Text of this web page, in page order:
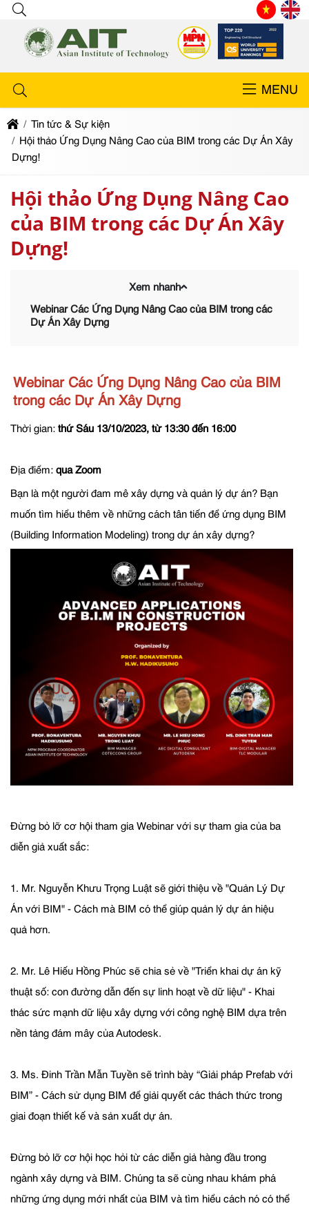
MENU
Tin tức & Sự kiện
Hội thảo Ứng Dụng Nâng Cao của BIM trong các Dự Án Xây
Dựng!
Hội thảo Ứng Dụng Nâng Cao
của BIM trong các Dự Án Xây
Dựng!
Xem nhanh
Webinar Các Ứng Dụng Nâng Cao của BIM trong các
Dự Án Xây Dựng
Webinar Các Ứng Dụng Nâng Cao của BIM
trong các Dự Án Xây Dựng
Thời gian: thứ Sáu 13/10/2023, từ 13:30 đến 16:00
Địa điểm: qua Zoom
Bạn là một người đam mê xây dựng và quản lý dự án? Bạn
muốn tìm hiểu thêm về những cách tân tiến để ứng dụng BIM
(Building Information Modeling) trong dự án xây dựng?
Đừng bỏ lỡ cơ hội tham gia Webinar với sự tham gia của ba
diễn giả xuất sắc:
1. Mr. Nguyễn Khưu Trọng Luật sẽ giới thiệu về "Quản Lý Dự
Án với BIM" - Cách mà BIM có thể giúp quản lý dự án hiệu
quả hơn.
2. Mr. Lê Hiếu Hồng Phúc sẽ chia sẻ về "Triển khai dự án kỹ
thuật số: con đường dẫn đến sự linh hoạt về dữ liệu" - Khai
thác sức mạnh dữ liệu xây dựng với công nghệ BIM dựa trên
nền tảng đám mây của Autodesk.
3. Ms. Đinh Trần Mẫn Tuyền sẽ trình bày “Giải pháp Prefab với
BIM” - Cách sử dụng BIM để giải quyết các thách thức trong
giai đoạn thiết kế và sản xuất dự án.
Đừng bỏ lỡ cơ hội học hỏi từ các diễn giả hàng đầu trong
ngành xây dựng và BIM. Chúng ta sẽ cùng nhau khám phá
những ứng dụng mới nhất của BIM và tìm hiểu cách nó có thể